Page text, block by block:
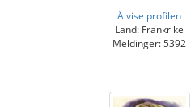
Å vise profilen
Land: Frankrike
Meldinger: 5392